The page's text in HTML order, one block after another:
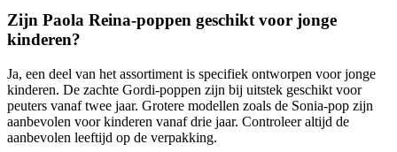
Zijn Paola Reina-poppen geschikt voor jonge
kinderen?
Ja, een deel van het assortiment is specifiek ontworpen voor jonge
kinderen. De zachte Gordi-poppen zijn bij uitstek geschikt voor
peuters vanaf twee jaar. Grotere modellen zoals de Sonia-pop zijn
aanbevolen voor kinderen vanaf drie jaar. Controleer altijd de
aanbevolen leeftijd op de verpakking.